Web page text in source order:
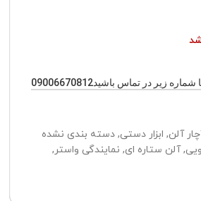
زیر در تماس باشید09006670812
آلن, ابزار دستی, دسته بندی نشده
,آلن ستاره ای, نمایندگی واستر,